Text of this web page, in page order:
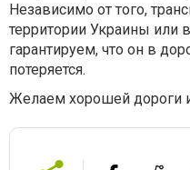
Независимо от того,
территории Украины или
гарантируем, что он в
потеряется.
Желаем хорошей дороги